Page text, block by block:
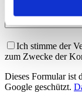
Ich stimme der
zum Zwecke der
Dieses Formular ist
Google geschützt.